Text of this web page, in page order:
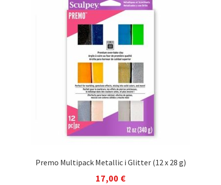
Premo Multipack Metallic i Glitter (12 x 28 g)
17,00 €